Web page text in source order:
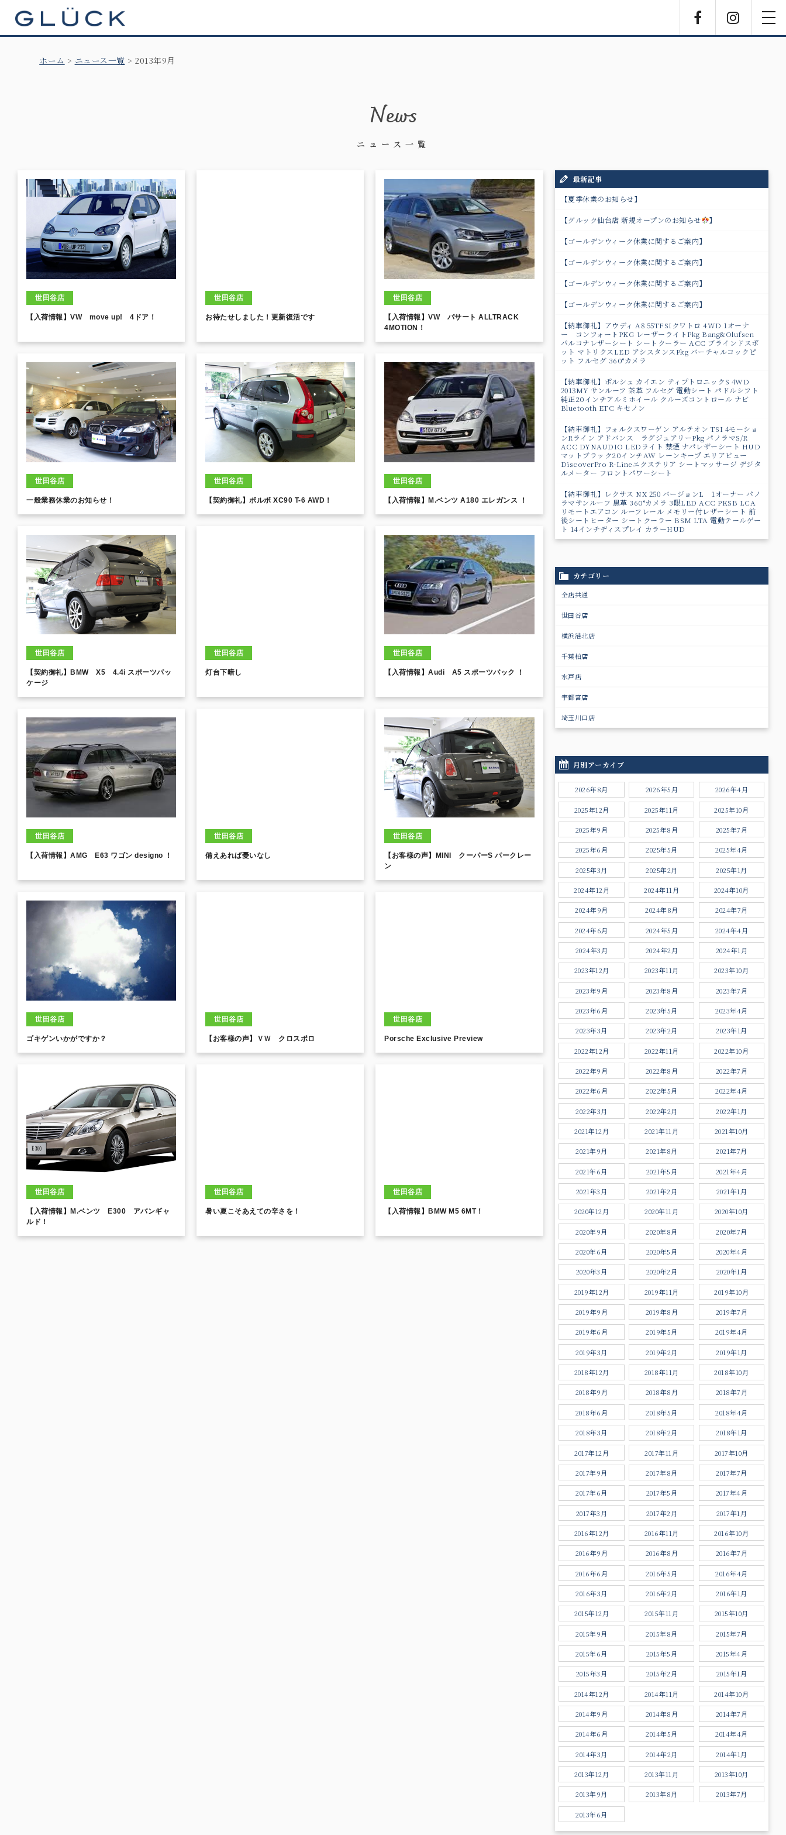
ホーム ニュース一覧 2013年9月
News
ニュース一覧
世田谷店
【入荷情報】VW move up! 4ドア！
世田谷店
お待たせしました！更新復活です
世田谷店
【入荷情報】VW パサート ALLTRACK
4MOTION！
世田谷店
一般業務休業のお知らせ！
世田谷店
【契約御礼】ボルボ XC90 T-6 AWD！
世田谷店
【入荷情報】M.ベンツ A180 エレガンス ！
世田谷店
【契約御礼】BMW X5 4.4i スポーツパッ
ケージ
世田谷店
灯台下暗し
世田谷店
【入荷情報】Audi A5 スポーツバック ！
世田谷店
【入荷情報】AMG E63 ワゴン designo ！
世田谷店
備えあれば憂いなし
世田谷店
【お客様の声】MINI クーパーS パークレー
ン
世田谷店
ゴキゲンいかがですか？
世田谷店
【お客様の声】ＶＷ クロスポロ
世田谷店
Porsche Exclusive Preview
世田谷店
【入荷情報】M.ベンツ E300 アバンギャ
ルド！
世田谷店
暑い夏こそあえての辛さを！
世田谷店
【入荷情報】BMW M5 6MT！
最新記事
【夏季休業のお知らせ】
【グルック仙台店 新規オープンのお知らせ 】
【ゴールデンウィーク休業に関するご案内】
【ゴールデンウィーク休業に関するご案内】
【ゴールデンウィーク休業に関するご案内】
【ゴールデンウィーク休業に関するご案内】
【納車御礼】アウディ A8 55TFSIクワトロ 4WD 1オーナ
ー コンフォートPKG レーザーライトPkg Bang&Olufsen
パルコナレザーシート シートクーラー ACC ブラインドスポ
ット マトリクスLED アシスタンスPkg バーチャルコックピ
ット フルセグ 360°カメラ
【納車御礼】ポルシェ カイエン ティプトロニックS 4WD
2013MY サンルーフ 茶革 フルセグ 電動シート パドルシフト
純正20インチアルミホイール クルーズコントロール ナビ
Bluetooth ETC キセノン
【納車御礼】フォルクスワーゲン アルテオン TSI 4モーショ
ンRライン アドバンス ラグジュアリーPkg パノラマS/R
ACC DYNAUDIO LEDライト 禁煙 ナパレザーシート HUD
マットブラック20インチAW レーンキープ エリアビュー
DiscoverPro R-Lineエクステリア シートマッサージ デジタ
ルメーター フロントパワーシート
【納車御礼】レクサス NX 250 バージョンL 1オーナー パノ
ラマサンルーフ 黒革 360°カメラ 3眼LED ACC PKSB LCA
リモートエアコン ルーフレール メモリー付レザーシート 前
後シートヒーター シートクーラー BSM LTA 電動テールゲー
ト 14インチディスプレイ カラーHUD
カテゴリー
全店共通
世田谷店
横浜港北店
千葉柏店
水戸店
宇都宮店
埼玉川口店
月別アーカイブ
2026年8月 2026年5月 2026年4月
2025年12月 2025年11月 2025年10月
2025年9月 2025年8月 2025年7月
2025年6月 2025年5月 2025年4月
2025年3月 2025年2月 2025年1月
2024年12月 2024年11月 2024年10月
2024年9月 2024年8月 2024年7月
2024年6月 2024年5月 2024年4月
2024年3月 2024年2月 2024年1月
2023年12月 2023年11月 2023年10月
2023年9月 2023年8月 2023年7月
2023年6月 2023年5月 2023年4月
2023年3月 2023年2月 2023年1月
2022年12月 2022年11月 2022年10月
2022年9月 2022年8月 2022年7月
2022年6月 2022年5月 2022年4月
2022年3月 2022年2月 2022年1月
2021年12月 2021年11月 2021年10月
2021年9月 2021年8月 2021年7月
2021年6月 2021年5月 2021年4月
2021年3月 2021年2月 2021年1月
2020年12月 2020年11月 2020年10月
2020年9月 2020年8月 2020年7月
2020年6月 2020年5月 2020年4月
2020年3月 2020年2月 2020年1月
2019年12月 2019年11月 2019年10月
2019年9月 2019年8月 2019年7月
2019年6月 2019年5月 2019年4月
2019年3月 2019年2月 2019年1月
2018年12月 2018年11月 2018年10月
2018年9月 2018年8月 2018年7月
2018年6月 2018年5月 2018年4月
2018年3月 2018年2月 2018年1月
2017年12月 2017年11月 2017年10月
2017年9月 2017年8月 2017年7月
2017年6月 2017年5月 2017年4月
2017年3月 2017年2月 2017年1月
2016年12月 2016年11月 2016年10月
2016年9月 2016年8月 2016年7月
2016年6月 2016年5月 2016年4月
2016年3月 2016年2月 2016年1月
2015年12月 2015年11月 2015年10月
2015年9月 2015年8月 2015年7月
2015年6月 2015年5月 2015年4月
2015年3月 2015年2月 2015年1月
2014年12月 2014年11月 2014年10月
2014年9月 2014年8月 2014年7月
2014年6月 2014年5月 2014年4月
2014年3月 2014年2月 2014年1月
2013年12月 2013年11月 2013年10月
2013年9月 2013年8月 2013年7月
2013年6月